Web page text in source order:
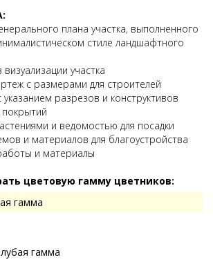
плана участка, выполненного
стиле ландшафтного
участка
с размерами для строителей
разрезов и конструктивов
и ведомостью для посадки
и материалов для благоустройства
и материалы
цветовую гамму цветников:
гамма
гамма